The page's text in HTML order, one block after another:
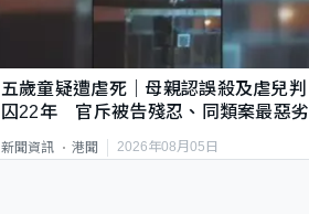
五歲童疑遭虐死｜母親認誤殺及虐兒判
囚22年 官斥被告殘忍、同類案最惡劣
新聞資訊 港聞 2026年08月05日